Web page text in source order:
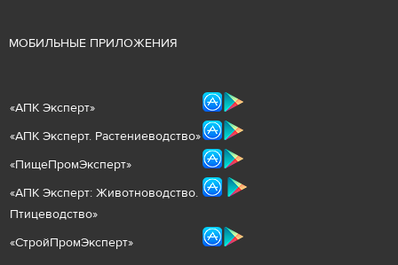
МОБИЛЬНЫЕ ПРИЛОЖЕНИЯ
«АПК Эксперт»
«АПК Эксперт. Растениеводство»
«ПищеПромЭксперт»
«АПК Эксперт: Животноводство.
Птицеводство»
«СтройПромЭксперт»